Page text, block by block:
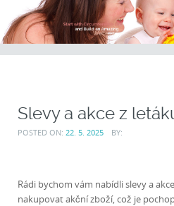
CONTENT
Slevy a akce z
POSTED ON: 22. 5. 2025 BY:
Rádi bychom vám nabídli slevy a
nakupovat akční zboží, což je